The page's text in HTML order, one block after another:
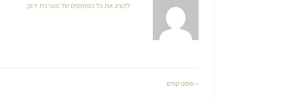
להציג את כל הפוסטים של מערכת ירוק
« פוסט קודם